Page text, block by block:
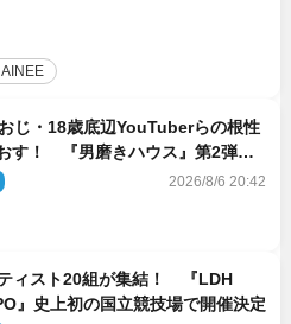
じ・18歳底辺YouTuberらの根性
す！ 『男磨きハウス』第2弾コ
2026/8/6 20:42
ィスト20組が集結！ 『LDH
』史上初の国立競技場で開催決定